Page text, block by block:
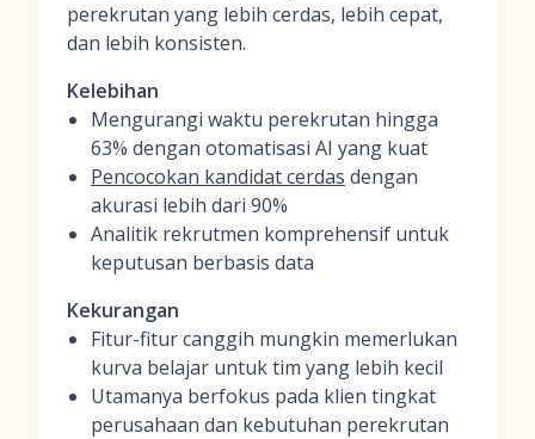
perekrutan yang lebih cerdas, lebih cepat,
dan lebih konsisten.
Kelebihan
Mengurangi waktu perekrutan hingga
63% dengan otomatisasi AI yang kuat
Pencocokan kandidat cerdas dengan
akurasi lebih dari 90%
Analitik rekrutmen komprehensif untuk
keputusan berbasis data
Kekurangan
Fitur-fitur canggih mungkin memerlukan
kurva belajar untuk tim yang lebih kecil
Utamanya berfokus pada klien tingkat
perusahaan dan kebutuhan perekrutan